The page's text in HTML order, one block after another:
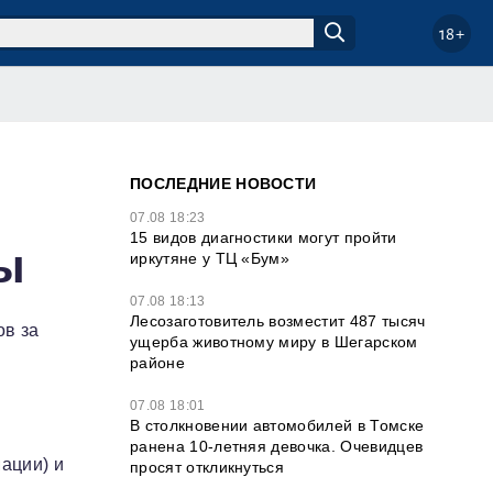
18+
за
и
ПОСЛЕДНИЕ НОВОСТИ
07.08 18:23
15 видов диагностики могут пройти
иркутяне у ТЦ «Бум»
07.08 18:13
Лесозаготовитель возместит 487 тысяч
ущерба животному миру в Шегарском
районе
07.08 18:01
В столкновении автомобилей в Томске
ранена 10-летняя девочка. Очевидцев
просят откликнуться